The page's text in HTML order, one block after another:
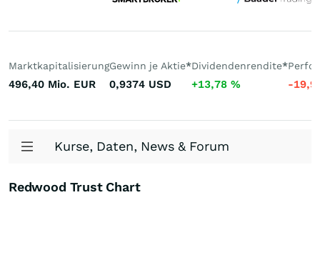
Marktkapitalisierung
496,40 Mio. EUR
Gewinn je Aktie*
0,9374 USD
Dividendenrendite*
+13,78 % -
Kurse, Daten, News & Forum
Redwood Trust Chart